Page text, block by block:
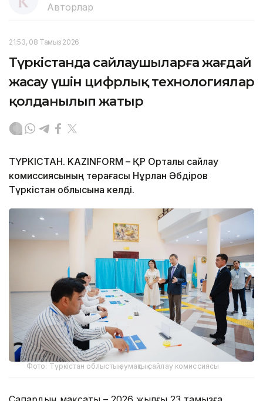
Авторлар
21:53, 08 Тамыз 2026
Түркістанда сайлаушыларға жағдай
жасау үшін цифрлық технологиялар
қолданылып жатыр
ТҮРКІСТАН. KAZINFORM – ҚР Орталық сайлау
комиссиясының төрағасы Нұрлан Әбдіров
Түркістан облысына келді.
Фото: Түркістан облыстық аумақтық сайлау комиссиясы